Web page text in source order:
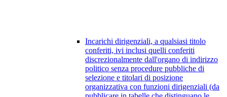
Incarichi dirigenziali, a qualsiasi titolo
conferiti, ivi inclusi quelli conferiti
discrezionalmente dall'organo di indirizzo
politico senza procedure pubbliche di
selezione e titolari di posizione
organizzativa con funzioni dirigenziali (da